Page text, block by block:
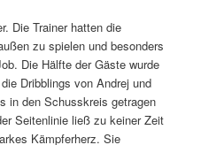
Die Trainer hatten die
zu spielen und besonders
Die Hälfte der Gäste wurde
Dribblings von Andrej und
in den Schusskreis getragen
Seitenlinie ließ zu keiner Zeit
Kämpferherz. Sie